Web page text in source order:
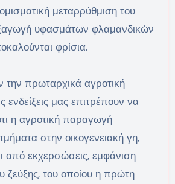
μεταρρύθμιση του
υφασμάτων φλαμανδικών
φρίσια.
πρωταρχικά αγροτική
ενδείξεις μας επιτρέπουν να
η αγροτική παραγωγή
στην οικογενειακή γη,
από εκχερσώσεις, εμφάνιση
ζεύξης, του οποίου η πρώτη